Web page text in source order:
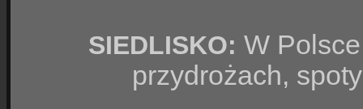
SIEDLISKO: W
przydrożach,